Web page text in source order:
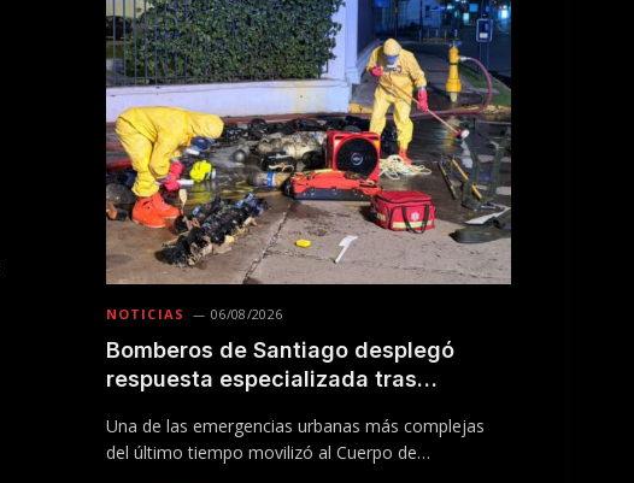
NOTICIAS 06/08/2026
Bomberos de Santiago desplegó
respuesta especializada tras
Una de las emergencias urbanas más complejas
del último tiempo movilizó al Cuerpo de